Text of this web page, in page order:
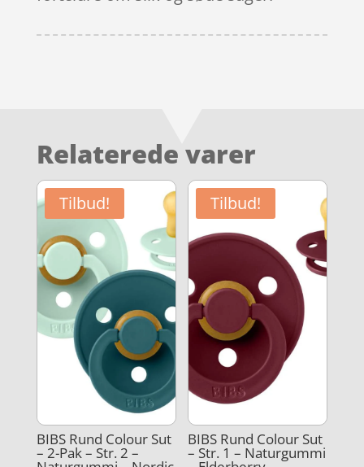
Relaterede varer
Tilbud!
BIBS Rund Colour Sut
– 2-Pak – Str. 2 –
Tilbud!
BIBS Rund Colour Sut
– Str. 1 – Naturgummi